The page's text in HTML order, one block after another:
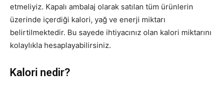
etmeliyiz. Kapalı ambalaj olarak satılan tüm ürünlerin
üzerinde içerdiği kalori, yağ ve enerji miktarı
belirtilmektedir. Bu sayede ihtiyacınız olan kalori miktarını
kolaylıkla hesaplayabilirsiniz.
Kalori nedir?